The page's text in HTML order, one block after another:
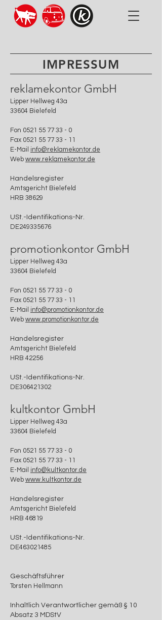
IMPRESSUM
reklamekontor GmbH
Lipper Hellweg 43a
33604 Bielefeld
Fon 0521 55 77 33 - 0
Fax 0521 55 77 33 - 11
E-Mail info@reklamekontor.de
Web www.reklamekontor.de
Handelsregister
Amtsgericht Bielefeld
HRB 38629
USt.-Identifikations-Nr.
DE249335676
promotionkontor GmbH
Lipper Hellweg 43a
33604 Bielefeld
Fon 0521 55 77 33 - 0
Fax 0521 55 77 33 - 11
E-Mail info@promotionkontor.de
Web www.promotionkontor.de
Handelsregister
Amtsgericht Bielefeld
HRB 42256
USt.-Identifikations-Nr.
DE306421 302
kultkontor GmbH
Lipper Hellweg 43a
33604 Bielefeld
Fon 0521 55 77 33 - 0
Fax 0521 55 77 33 - 11
E-Mail info@kultkontor.de
Web www.kultkontor.de
Handelsregister
Amtsgericht Bielefeld
HRB 46819
USt.-Identifikations-Nr.
DE463021485
Geschäftsführer
Torsten Hellmann
Inhaltlich Verantwortlicher gemäß § 10
Absatz 3 MDStV